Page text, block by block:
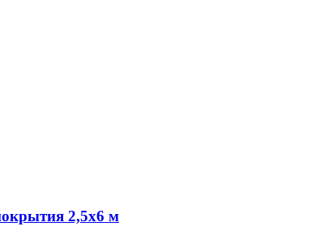
2,5х6 м